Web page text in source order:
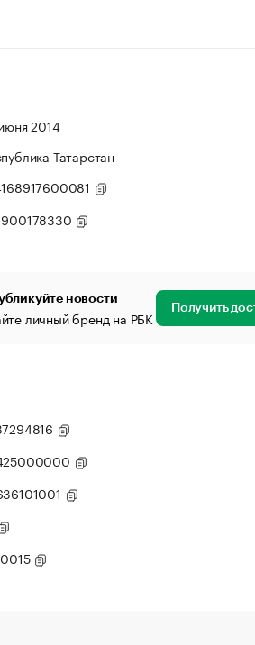
2014
Татарстан
новости
личный бренд на РБК Получить